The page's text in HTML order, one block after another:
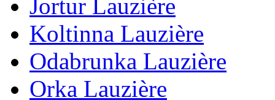
Jortur Lauzière
Koltinna Lauzière
Odabrunka Lauzière
Orka Lauzière